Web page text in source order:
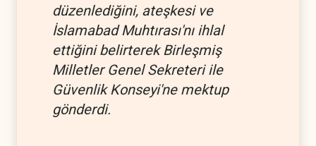
düzenlediğini, ateşkesi ve
İslamabad Muhtırası'nı ihlal
ettiğini belirterek Birleşmiş
Milletler Genel Sekreteri ile
Güvenlik Konseyi'ne mektup
gönderdi.